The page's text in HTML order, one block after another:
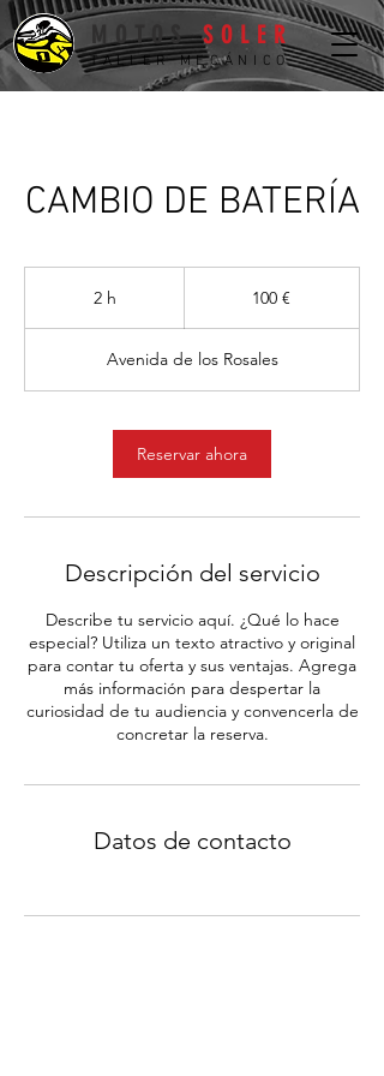
MOTOSSOLER
TALLER MECÁNICO
CAMBIO DE BATERÍA
2 h 100 €
Avenida de los Rosales
Reservar ahora
Descripción del servicio
Describe tu servicio aquí. ¿Qué lo hace
especial? Utiliza un texto atractivo y original
para contar tu oferta y sus ventajas. Agrega
más información para despertar la
curiosidad de tu audiencia y convencerla de
concretar la reserva.
Datos de contacto